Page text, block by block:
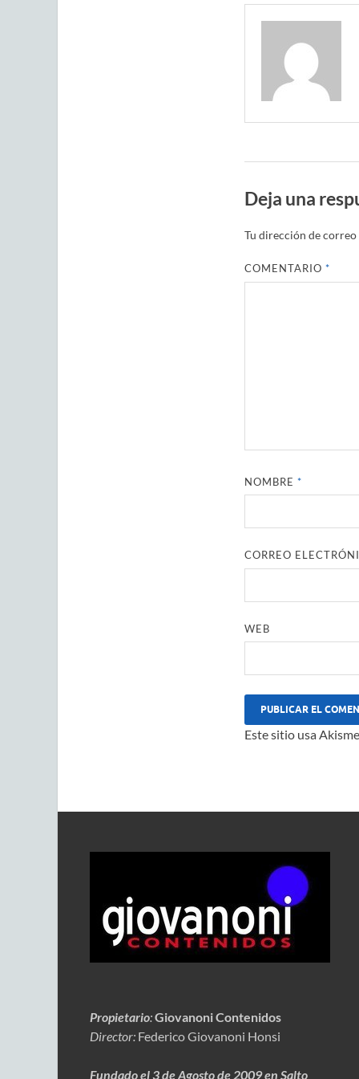
Deja una
Tu dirección de
COMENTARIO *
NOMBRE *
CORREO
WEB
Este sitio usa
Propietario:Giovanoni Contenidos
Director: Federico Giovanoni Honsi
Fundado el 3 de Agosto de 2009 en Salto